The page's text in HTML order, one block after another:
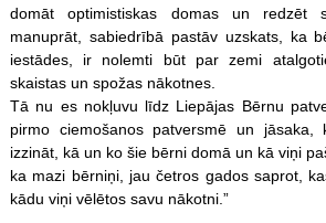
domāt optimistiskas domas un redzēt
manuprāt, sabiedrībā pastāv uzskats, ka
iestādes, ir nolemti būt par zemi
skaistas un spožas nākotnes.
Tā nu es nokļuvu līdz Liepājas Bērnu
pirmo ciemošanos patversmē un
izzināt, kā un ko šie bērni domā un kā viņi
ka mazi bērniņi, jau četros gados saprot,
kādu viņi vēlētos savu nākotni.”